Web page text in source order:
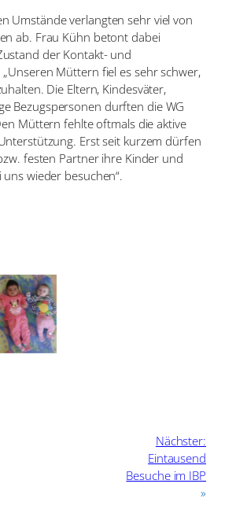
Umstände verlangten sehr viel von
ab. Frau Kühn betont dabei
der Kontakt- und
Müttern fiel es sehr schwer,
Die Eltern, Kindesväter,
Bezugspersonen durften die WG
Müttern fehlte oftmals die aktive
Erst seit kurzem dürfen
festen Partner ihre Kinder und
wieder besuchen“.
Nächster:
Eintausend
Besuche im IBP
»